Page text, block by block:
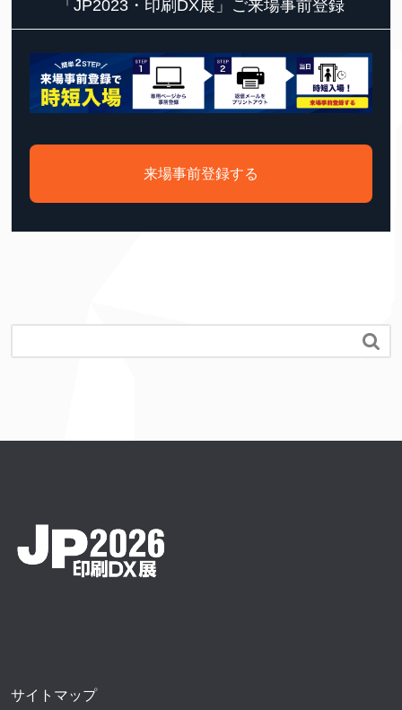
「JP2023・印刷DX展」ご来場事前登録
来場事前登録する

サイトマップ